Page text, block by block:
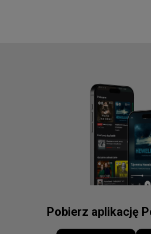
Pobierz aplikację